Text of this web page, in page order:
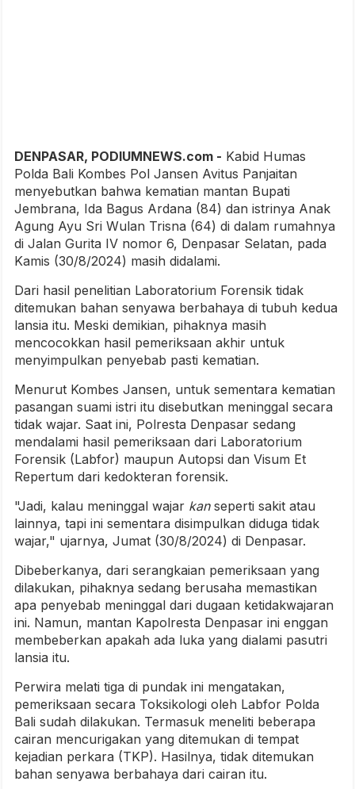
DENPASAR, PODIUMNEWS.com - Kabid Humas
Polda Bali Kombes Pol Jansen Avitus Panjaitan
menyebutkan bahwa kematian mantan Bupati
Jembrana, Ida Bagus Ardana (84) dan istrinya Anak
Agung Ayu Sri Wulan Trisna (64) di dalam rumahnya
di Jalan Gurita IV nomor 6, Denpasar Selatan, pada
Kamis (30/8/2024) masih didalami.
Dari hasil penelitian Laboratorium Forensik tidak
ditemukan bahan senyawa berbahaya di tubuh kedua
lansia itu. Meski demikian, pihaknya masih
mencocokkan hasil pemeriksaan akhir untuk
menyimpulkan penyebab pasti kematian.
Menurut Kombes Jansen, untuk sementara kematian
pasangan suami istri itu disebutkan meninggal secara
tidak wajar. Saat ini, Polresta Denpasar sedang
mendalami hasil pemeriksaan dari Laboratorium
Forensik (Labfor) maupun Autopsi dan Visum Et
Repertum dari kedokteran forensik.
"Jadi, kalau meninggal wajar kanseperti sakit atau
lainnya, tapi ini sementara disimpulkan diduga tidak
wajar," ujarnya, Jumat (30/8/2024) di Denpasar.
Dibeberkanya, dari serangkaian pemeriksaan yang
dilakukan, pihaknya sedang berusaha memastikan
apa penyebab meninggal dari dugaan ketidakwajaran
ini. Namun, mantan Kapolresta Denpasar ini enggan
membeberkan apakah ada luka yang dialami pasutri
lansia itu.
Perwira melati tiga di pundak ini mengatakan,
pemeriksaan secara Toksikologi oleh Labfor Polda
Bali sudah dilakukan. Termasuk meneliti beberapa
cairan mencurigakan yang ditemukan di tempat
kejadian perkara (TKP). Hasilnya, tidak ditemukan
bahan senyawa berbahaya dari cairan itu.